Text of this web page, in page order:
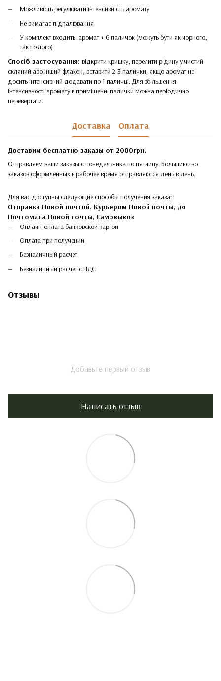
Можливість регулювати інтенсивність аромату
Не вимагає підпалювання
У комплект входить: аромат + 6 паличок (можуть бути як чорного,
так і білого)
Спосіб застосування: відкрити кришку, перелити рідину у чистий
скляний або інший флакон, вставити 2-3 палички, якщо аромат не
досить інтенсивний додавати по 1 паличці. Для збільшення
інтенсивності аромату в приміщенні палички можна періодично
перевертати.
Доставка Оплата
Доставим бесплатно заказы от 2000грн.
Отправляем ваши заказы с понедельника по пятницу. Большинство
заказов оформленных в рабочее время отправляются день в день.
Для вас доступны следующие способы получения заказа:
Отправка Новой почтой, Курьером Новой почты, до
Почтомата Новой почты, Самовывоз
Онлайн-оплата банковской картой
Оплата при получении
Безналичный расчет
Безналичный расчет с НДС
Отзывы
Добавьте первый отзыв
Написать отзыв